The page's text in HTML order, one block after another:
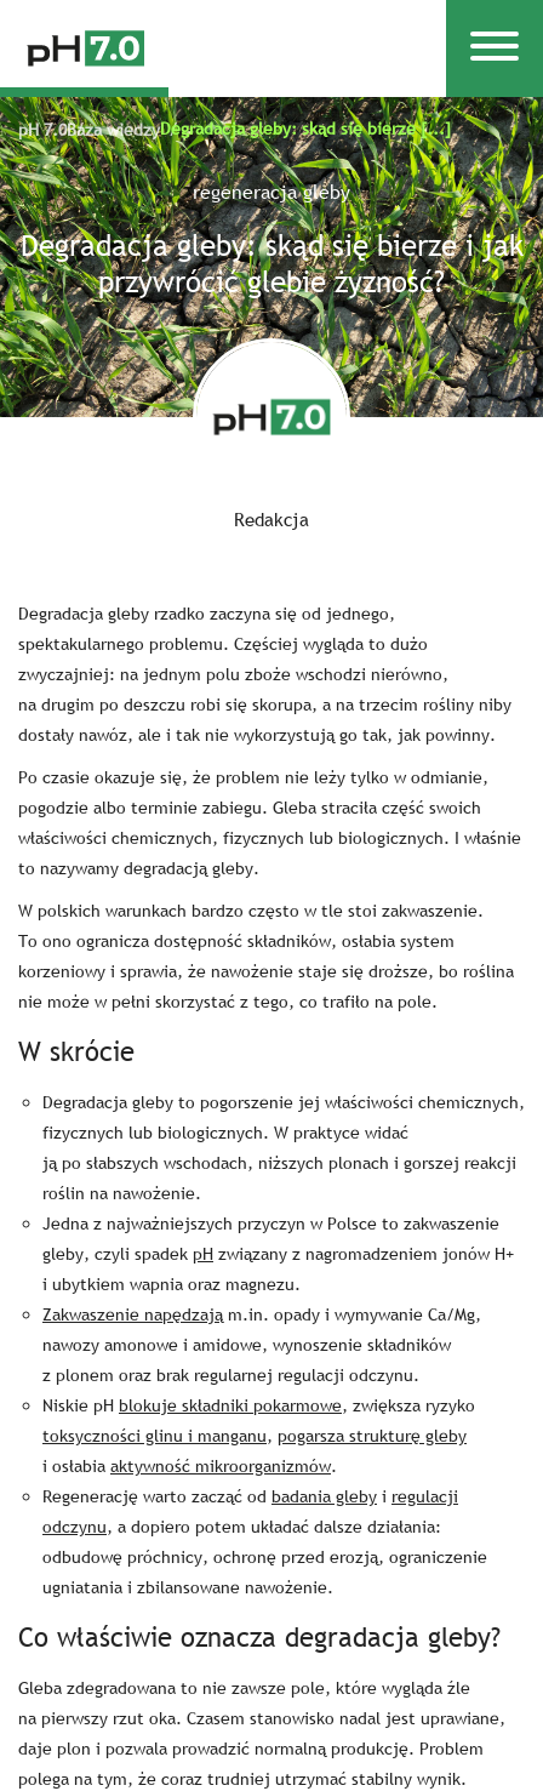
pH 7.0Baza wiedzyDegradacja gleby: skąd się bierze [...]
regeneracja gleby
Degradacja gleby: skąd się bierze i jak
przywrócić glebie żyzność?
Redakcja
Degradacja gleby rzadko zaczyna się od jednego,
spektakularnego problemu. Częściej wygląda to dużo
zwyczajniej: na jednym polu zboże wschodzi nierówno,
na drugim po deszczu robi się skorupa, a na trzecim rośliny niby
dostały nawóz, ale i tak nie wykorzystują go tak, jak powinny.
Po czasie okazuje się, że problem nie leży tylko w odmianie,
pogodzie albo terminie zabiegu. Gleba straciła część swoich
właściwości chemicznych, fizycznych lub biologicznych. I właśnie
to nazywamy degradacją gleby.
W polskich warunkach bardzo często w tle stoi zakwaszenie.
To ono ogranicza dostępność składników, osłabia system
korzeniowy i sprawia, że nawożenie staje się droższe, bo roślina
nie może w pełni skorzystać z tego, co trafiło na pole.
W skrócie
Degradacja gleby to pogorszenie jej właściwości chemicznych,
fizycznych lub biologicznych. W praktyce widać
ją po słabszych wschodach, niższych plonach i gorszej reakcji
roślin na nawożenie.
Jedna z najważniejszych przyczyn w Polsce to zakwaszenie
gleby, czyli spadek pH związany z nagromadzeniem jonów H+
i ubytkiem wapnia oraz magnezu.
Zakwaszenie napędzają m.in. opady i wymywanie Ca/Mg,
nawozy amonowe i amidowe, wynoszenie składników
z plonem oraz brak regularnej regulacji odczynu.
Niskie pH blokuje składniki pokarmowe, zwiększa ryzyko
toksyczności glinu i manganu, pogarsza strukturę gleby
i osłabia aktywność mikroorganizmów.
Regenerację warto zacząć od badania gleby i regulacji
odczynu, a dopiero potem układać dalsze działania:
odbudowę próchnicy, ochronę przed erozją, ograniczenie
ugniatania i zbilansowane nawożenie.
Co właściwie oznacza degradacja gleby?
Gleba zdegradowana to nie zawsze pole, które wygląda źle
na pierwszy rzut oka. Czasem stanowisko nadal jest uprawiane,
daje plon i pozwala prowadzić normalną produkcję. Problem
polega na tym, że coraz trudniej utrzymać stabilny wynik.